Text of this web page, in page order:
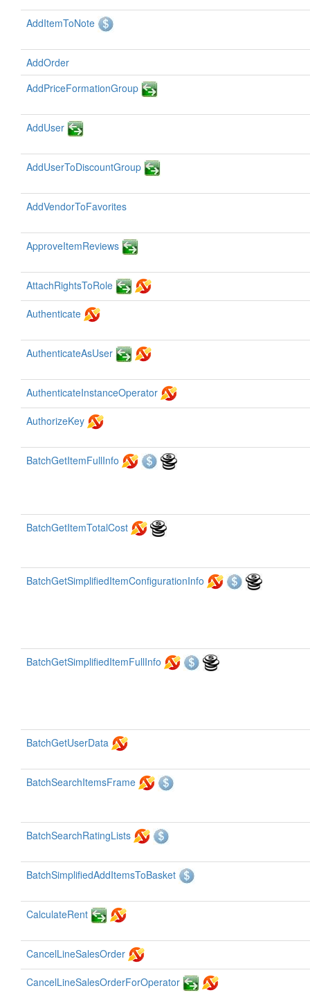
AddItemToNote
AddOrder
AddPriceFormationGroup
AddUser
AddUserToDiscountGroup
AddVendorToFavorites
ApproveItemReviews
AttachRightsToRole
Authenticate
AuthenticateAsUser
AuthenticateInstanceOperator
AuthorizeKey
BatchGetItemFullInfo
BatchGetItemTotalCost
BatchGetSimplifiedItemConfigurationInfo
BatchGetSimplifiedItemFullInfo
BatchGetUserData
BatchSearchItemsFrame
BatchSearchRatingLists
BatchSimplifiedAddItemsToBasket
CalculateRent
CancelLineSalesOrder
CancelLineSalesOrderForOperator